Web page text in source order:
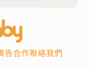
告合作聯絡我們